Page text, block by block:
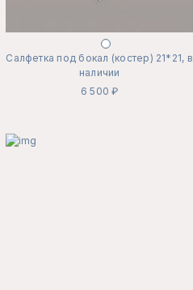
Салфетка под бокал (костер) 21*21, в
наличии
6 500 ₽